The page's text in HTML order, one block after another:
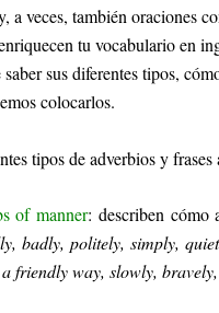
a veces, también oraciones
tu vocabulario en
sus diferentes tipos,
colocarlos.
tipos de adverbios y frases
of manner: describen cómo
badly, politely, simply,
friendly way, slowly,